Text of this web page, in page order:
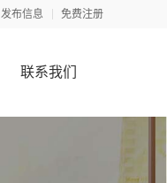
发布信息 免费注册
联系我们